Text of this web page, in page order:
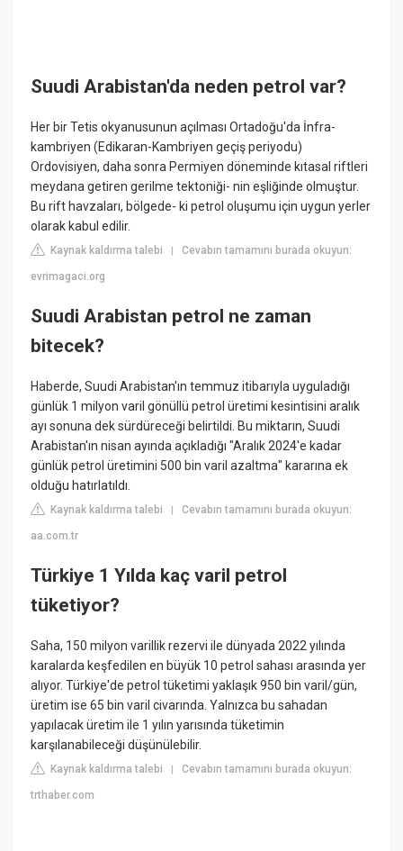
Suudi Arabistan'da neden petrol var?
Her bir Tetis okyanusunun açılması Ortadoğu'da İnfra-
kambriyen (Edikaran-Kambriyen geçiş periyodu)
Ordovisiyen, daha sonra Permiyen döneminde kıtasal riftleri
meydana getiren gerilme tektoniği- nin eşliğinde olmuştur.
Bu rift havzaları, bölgede- ki petrol oluşumu için uygun yerler
olarak kabul edilir.
Kaynak kaldırma talebi |Cevabın tamamını burada okuyun:
evrimagaci.org
Suudi Arabistan petrol ne zaman
bitecek?
Haberde, Suudi Arabistan'ın temmuz itibarıyla uyguladığı
günlük 1 milyon varil gönüllü petrol üretimi kesintisini aralık
ayı sonuna dek sürdüreceği belirtildi. Bu miktarın, Suudi
Arabistan'ın nisan ayında açıkladığı "Aralık 2024'e kadar
günlük petrol üretimini 500 bin varil azaltma" kararına ek
olduğu hatırlatıldı.
Kaynak kaldırma talebi |Cevabın tamamını burada okuyun:
aa.com.tr
Türkiye 1 Yılda kaç varil petrol
tüketiyor?
Saha, 150 milyon varillik rezervi ile dünyada 2022 yılında
karalarda keşfedilen en büyük 10 petrol sahası arasında yer
alıyor. Türkiye'de petrol tüketimi yaklaşık 950 bin varil/gün,
üretim ise 65 bin varil civarında. Yalnızca bu sahadan
yapılacak üretim ile 1 yılın yarısında tüketimin
karşılanabileceği düşünülebilir.
Kaynak kaldırma talebi |Cevabın tamamını burada okuyun:
trthaber.com